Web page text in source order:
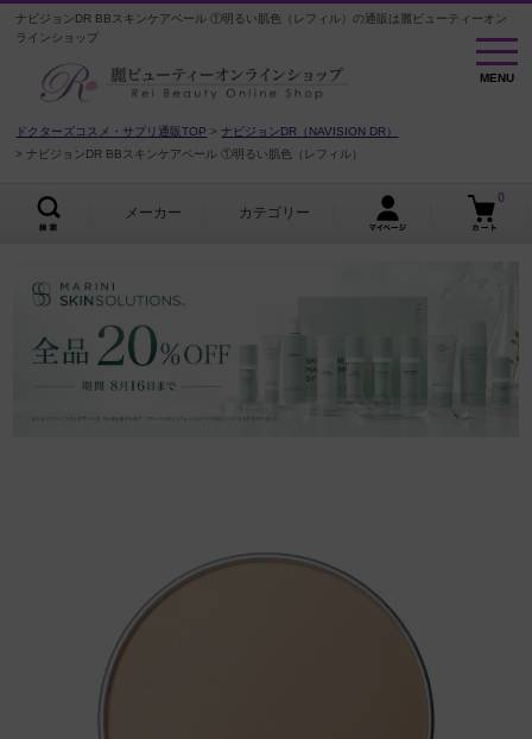
ナビジョンDR BBスキンケアベール ①明るい肌色（レフィル）の通販は麗ビューティーオン
ラインショップ
MENU
MENU
ドクターズコスメ・サプリ通販TOP
ナビジョンDR（NAVISION DR）
ナビジョンDR BBスキンケアベール ①明るい肌色（レフィル）
メーカー カテゴリー
0